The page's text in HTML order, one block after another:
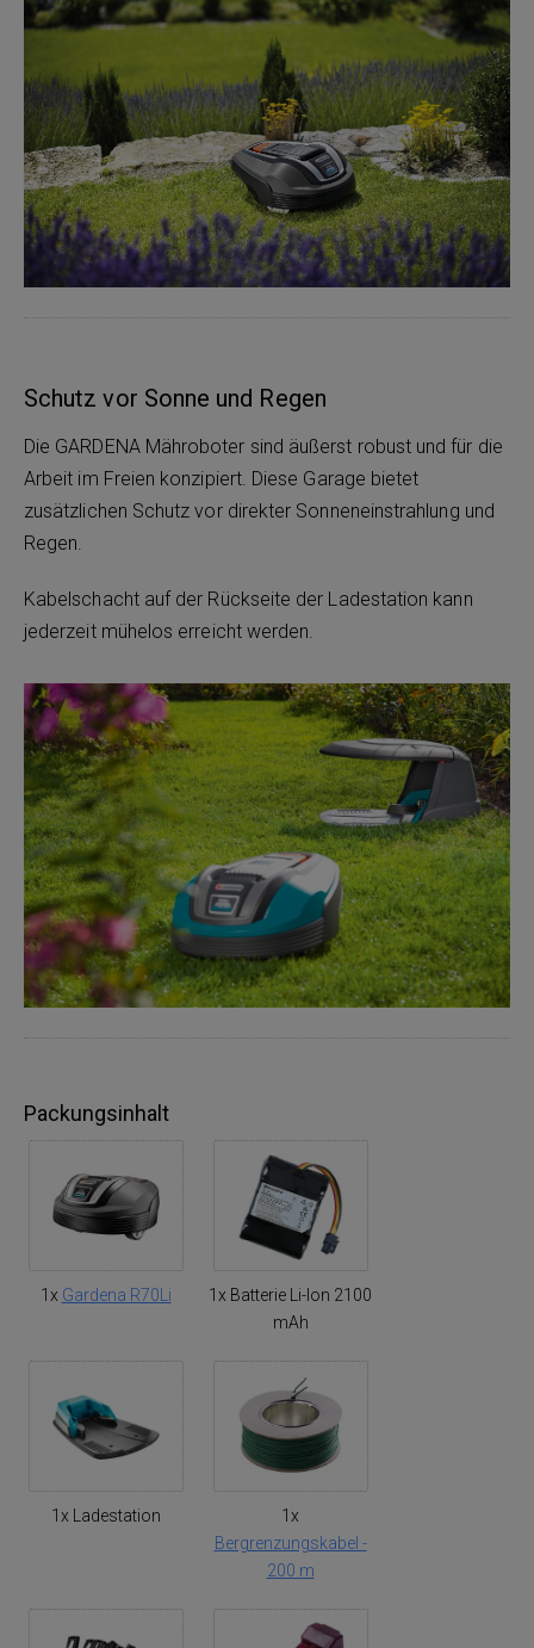
Schutz vor Sonne und Regen
Die GARDENA Mähroboter sind äußerst robust und für die
Arbeit im Freien konzipiert. Diese Garage bietet
zusätzlichen Schutz vor direkter Sonneneinstrahlung und
Regen.
Kabelschacht auf der Rückseite der Ladestation kann
jederzeit mühelos erreicht werden.
Packungsinhalt
1x Gardena R70Li
1x Batterie Li-Ion 2100
mAh
1x Ladestation
1x
Bergrenzungskabel -
200 m